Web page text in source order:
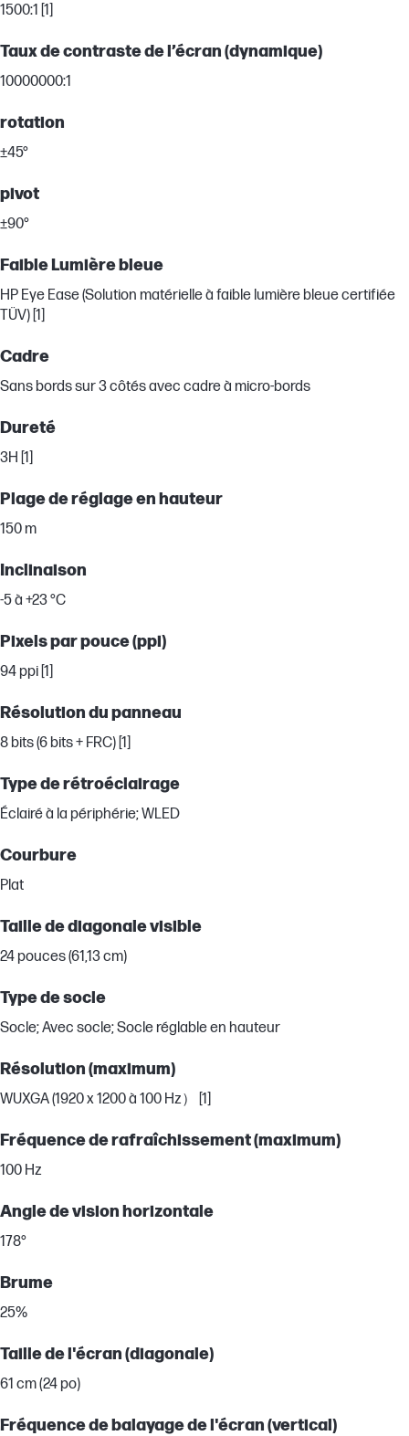
1500:1 [1]
Taux de contraste de l’écran (dynamique)
10000000:1
rotation
±45°
pivot
±90°
Faible Lumière bleue
HP Eye Ease (Solution matérielle à faible lumière bleue certifiée
TÜV) [1]
Cadre
Sans bords sur 3 côtés avec cadre à micro-bords
Dureté
3H [1]
Plage de réglage en hauteur
150 m
Inclinaison
-5 à +23 °C
Pixels par pouce (ppi)
94 ppi [1]
Résolution du panneau
8 bits (6 bits + FRC) [1]
Type de rétroéclairage
Éclairé à la périphérie; WLED
Courbure
Plat
Taille de diagonale visible
24 pouces (61,13 cm)
Type de socle
Socle; Avec socle; Socle réglable en hauteur
Résolution (maximum)
WUXGA (1920 x 1200 à 100 Hz） [1]
Fréquence de rafraîchissement (maximum)
100 Hz
Angle de vision horizontale
178°
Brume
25%
Taille de l'écran (diagonale)
61 cm (24 po)
Fréquence de balayage de l'écran (vertical)